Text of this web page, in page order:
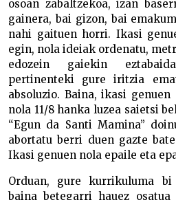
osoan zabaltzekoa, izan
gainera, bai gizon, bai
nahi gaituen horri. Ikasi
egin, nola ideiak ordenatu,
edozein gaiekin
pertinenteki gure iritzia
absoluzio. Baina, ikasi
nola 11/8 hanka luzea saietsi
“Egun da Santi Mamina”
abortatu berri duen gazte
Ikasi genuen nola epaile eta
Orduan, gure kurrikuluma
baina betegarri hauez